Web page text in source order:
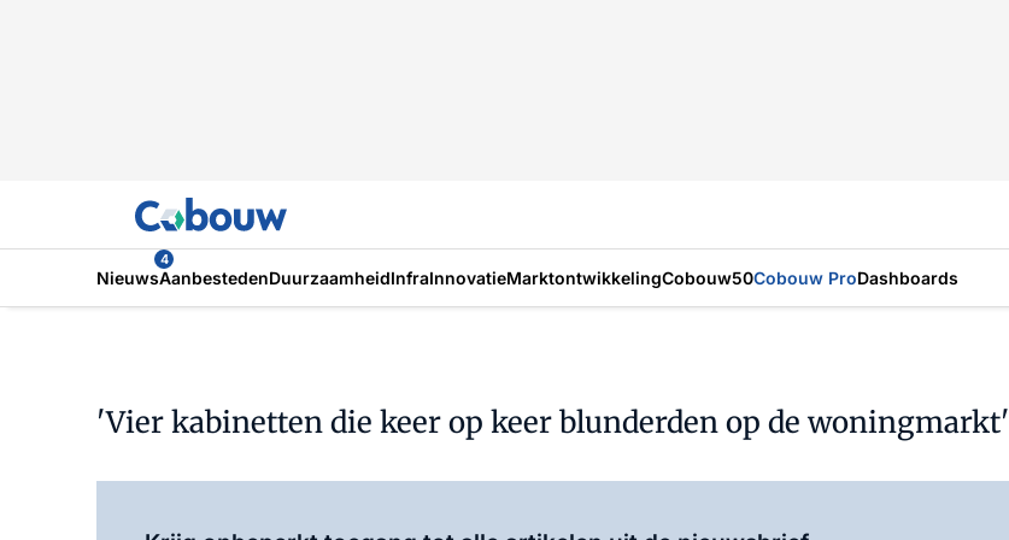
Nieuws
4
AanbestedenDuurzaamheidInfraInnovatieMarktontwikkelingCobouw50Cobouw ProDashboards
'Vier kabinetten die keer op keer blunderden op de woningmarkt'